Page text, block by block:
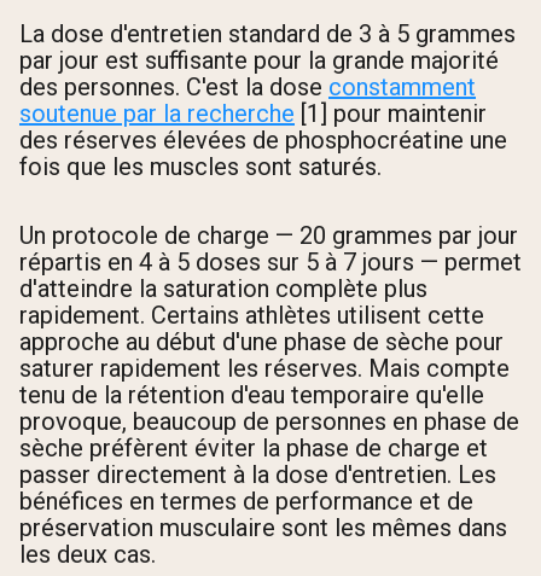
La dose d'entretien standard de 3 à 5 grammes
par jour est suffisante pour la grande majorité
des personnes. C'est la dose constamment
soutenue par la recherche [1] pour maintenir
des réserves élevées de phosphocréatine une
fois que les muscles sont saturés.
Un protocole de charge — 20 grammes par jour
répartis en 4 à 5 doses sur 5 à 7 jours — permet
d'atteindre la saturation complète plus
rapidement. Certains athlètes utilisent cette
approche au début d'une phase de sèche pour
saturer rapidement les réserves. Mais compte
tenu de la rétention d'eau temporaire qu'elle
provoque, beaucoup de personnes en phase de
sèche préfèrent éviter la phase de charge et
passer directement à la dose d'entretien. Les
bénéfices en termes de performance et de
préservation musculaire sont les mêmes dans
les deux cas.